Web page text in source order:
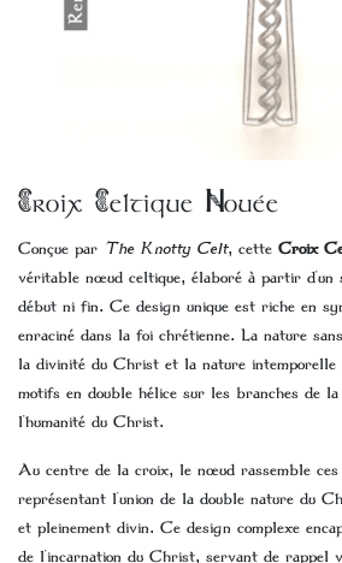
Croix Celtique Nouée
Conçue par The Knotty Celt, cette Croix
véritable nœud celtique, élaboré à partir d'un
début ni fin. Ce design unique est riche en
enraciné dans la foi chrétienne. La nature
la divinité du Christ et la nature intemporelle
motifs en double hélice sur les branches de
l'humanité du Christ.
Au centre de la croix, le nœud rassemble ces
représentant l'union de la double nature du
et pleinement divin. Ce design complexe
de l'incarnation du Christ, servant de rappel